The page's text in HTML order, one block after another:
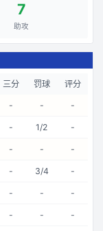
7
助攻
三分 罚球 评分
- - -
- 1/2 -
- - -
- 3/4 -
- - -
- - -